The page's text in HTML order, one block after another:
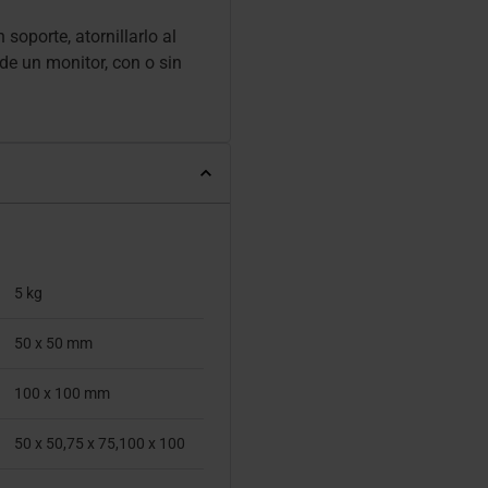
soporte, atornillarlo al
un monitor, con o sin
5 kg
50 x 50 mm
100 x 100 mm
50 x 50,75 x 75,100 x 100